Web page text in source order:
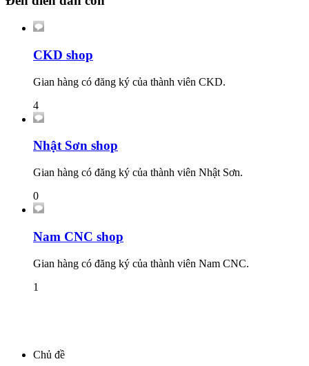
CKD shop
Gian hàng có đăng ký của thành viên CKD.
4
Nhật Sơn shop
Gian hàng có đăng ký của thành viên Nhật Sơn.
0
Nam CNC shop
Gian hàng có đăng ký của thành viên Nam CNC.
1
Chủ đề